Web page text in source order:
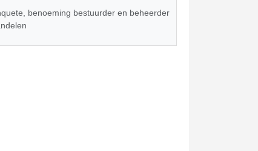
benoeming bestuurder en beheerder